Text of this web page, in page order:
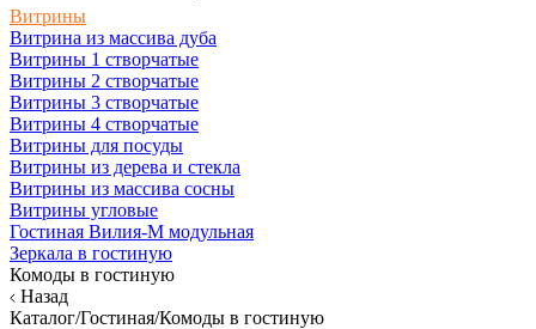
Витрины
Витрина из массива дуба
Витрины 1 створчатые
Витрины 2 створчатые
Витрины 3 створчатые
Витрины 4 створчатые
Витрины для посуды
Витрины из дерева и стекла
Витрины из массива сосны
Витрины угловые
Гостиная Вилия-М модульная
Зеркала в гостиную
Комоды в гостиную
Назад
Каталог/Гостиная/Комоды в гостиную